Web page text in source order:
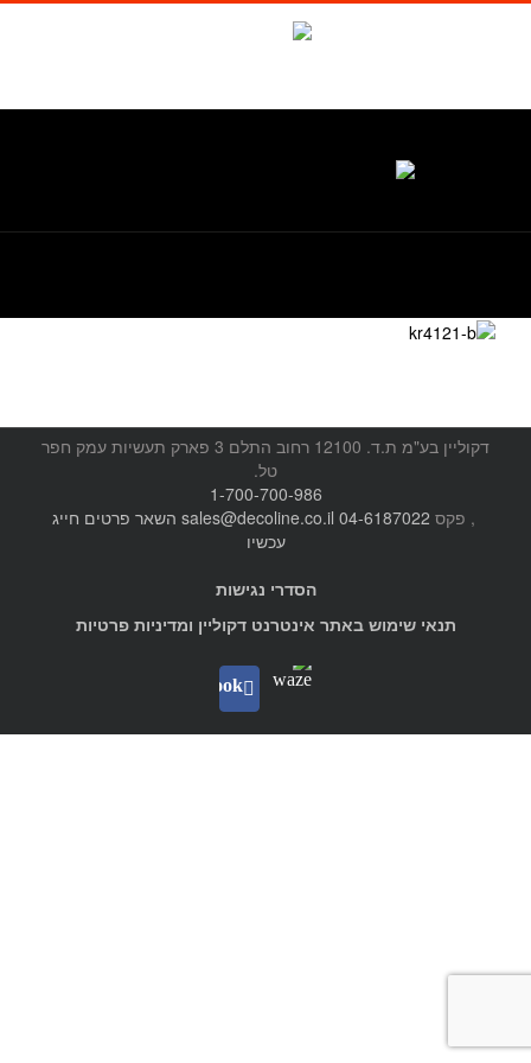
דלג
דקוליין בע"מ ת.ד. 12100 רחוב התלם 3 פארק תעשיות עמק חפר
טל.
1-700-700-986
, פקס 04-6187022
sales@decoline.co.il השאר פרטים חייג
עכשיו
הסדרי נגישות
תנאי שימוש באתר אינטרנט דקוליין ומדיניות פרטיות
Waze
facebook